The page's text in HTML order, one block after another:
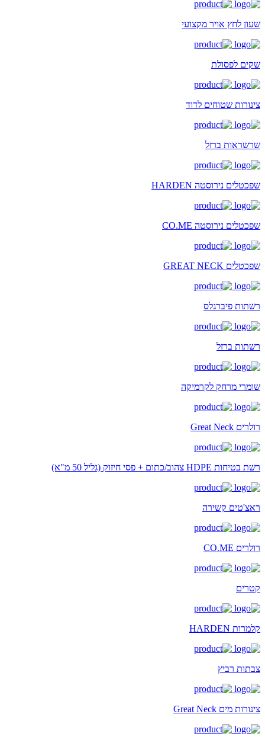
שעון לחץ אויר מקצועי
שקים לפסולת
צינורות שטוחים לדוד
שרשראות ברזל
שפכטלים נירוסטה HARDEN
שפכטלים נירוסטה CO.ME
שפכטלים GREAT NECK
רשתות פיברגלס
רשתות ברזל
שומרי מרחק לקרמיקה
רולרים Great Neck
רשת בטיחות HDPE צהוב/כתום + פסי חיזוק (גליל 50 מ"א)
ראצ'טים קשירה
רולרים CO.ME
קטרים
קלמרות HARDEN
צבתות רביץ
צינורות מים Great Neck